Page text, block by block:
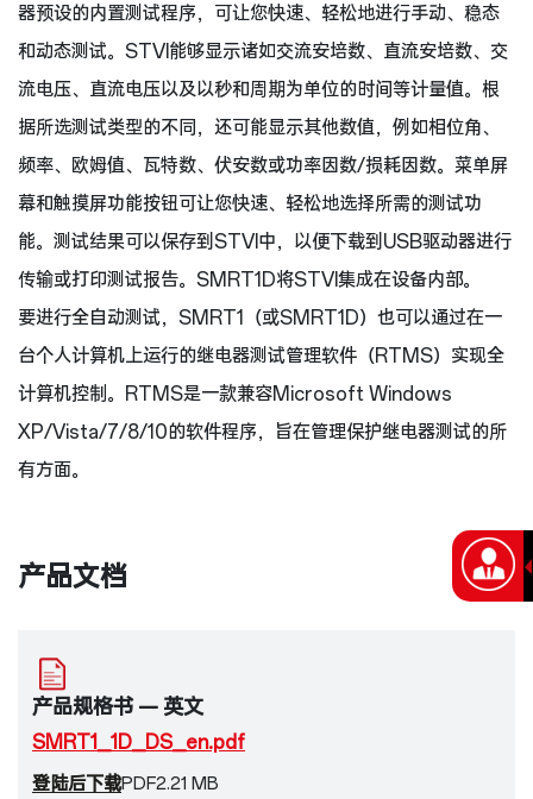
器预设的内置测试程序，可让您快速、轻松地进行手动、稳态
和动态测试。STVI能够显示诸如交流安培数、直流安培数、交
流电压、直流电压以及以秒和周期为单位的时间等计量值。根
据所选测试类型的不同，还可能显示其他数值，例如相位角、
频率、欧姆值、瓦特数、伏安数或功率因数/损耗因数。菜单屏
幕和触摸屏功能按钮可让您快速、轻松地选择所需的测试功
能。测试结果可以保存到STVI中，以便下载到USB驱动器进行
传输或打印测试报告。SMRT1D将STVI集成在设备内部。
要进行全自动测试，SMRT1（或SMRT1D）也可以通过在一
台个人计算机上运行的继电器测试管理软件（RTMS）实现全
计算机控制。RTMS是一款兼容Microsoft Windows
XP/Vista/7/8/10的软件程序，旨在管理保护继电器测试的所
有方面。
产品文档
产品规格书 — 英文
SMRT1_1D_DS_en.pdf
登陆后下载PDF2.21 MB